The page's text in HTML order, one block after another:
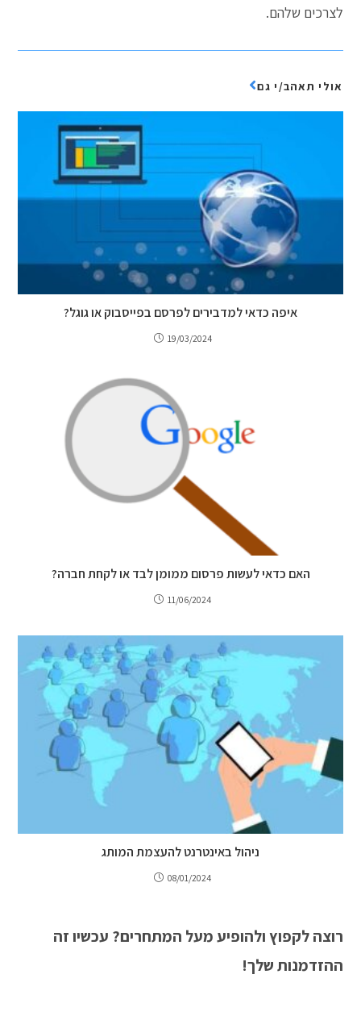
לצרכים שלהם.
אולי תאהב/י גם
איפה כדאי למדבירים לפרסם בפייסבוק או גוגל?
19/03/2024
האם כדאי לעשות פרסום ממומן לבד או לקחת חברה?
11/06/2024
ניהול באינטרנט להעצמת המותג
08/01/2024
רוצה לקפוץ ולהופיע מעל המתחרים? עכשיו זה
ההזדמנות שלך!